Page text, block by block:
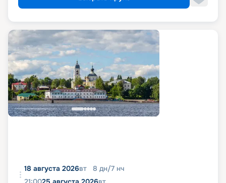
18 августа 2026вт 8 дн/7 нч